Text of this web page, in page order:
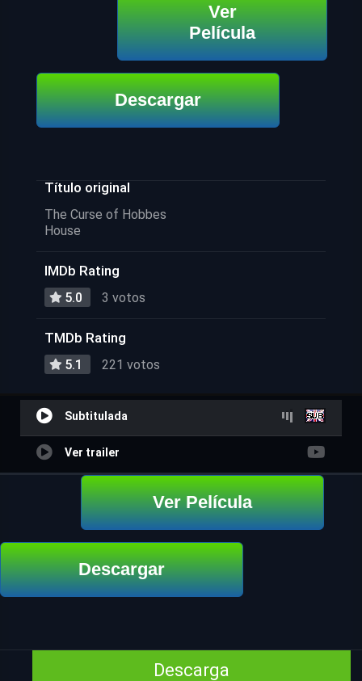
Ver
Película
Descargar
Título original
The Curse of Hobbes
House
IMDb Rating
5.0 3 votos
TMDb Rating
5.1 221 votos
Subtitulada
Ver trailer
Ver Película
Descargar
Descarga